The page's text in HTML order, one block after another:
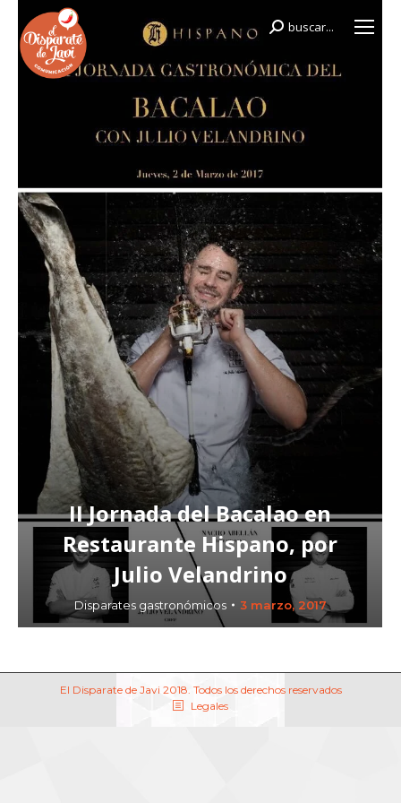
Buscar:
buscar...
II Jornada del Bacalao en
Restaurante Hispano, por
Julio Velandrino
Disparates gastronómicos 3 marzo, 2017
El Disparate de Javi 2018. Todos los derechos reservados
Legales